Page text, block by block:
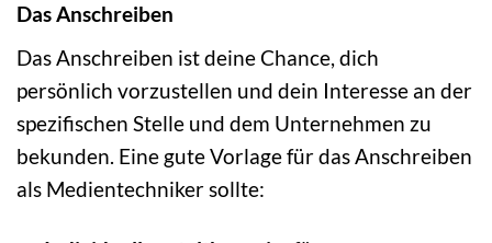
Das Anschreiben
Das Anschreiben ist deine Chance, dich
persönlich vorzustellen und dein Interesse an der
spezifischen Stelle und dem Unternehmen zu
bekunden. Eine gute Vorlage für das Anschreiben
als Medientechniker sollte: